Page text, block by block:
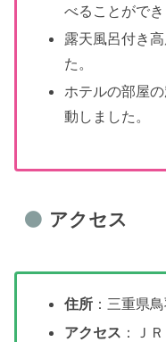
べることができ
露天風呂付き
た。
ホテルの部屋
動しました。
アクセス
住所 ：三重県
アクセス ：Ｊ